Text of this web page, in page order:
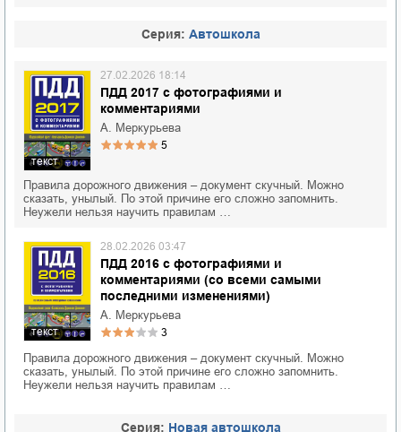
Cерия: Автошкола
текст
ПДД 2017 с фотографиями и
комментариями
27.02.2026 18:14
А. Меркурьева
5
Правила дорожного движения – документ скучный. Можно
сказать, унылый. По этой причине его сложно запомнить.
Неужели нельзя научить правилам …
текст
ПДД 2016 с фотографиями и
комментариями (со всеми самыми
последними изменениями)
28.02.2026 03:47
А. Меркурьева
3
Правила дорожного движения – документ скучный. Можно
сказать, унылый. По этой причине его сложно запомнить.
Неужели нельзя научить правилам …
Cерия: Новая автошкола